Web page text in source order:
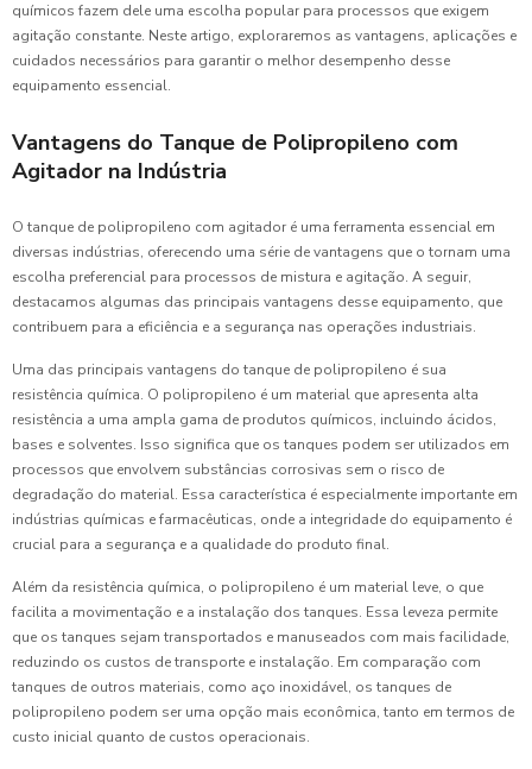
químicos fazem dele uma escolha popular para processos que exigem
agitação constante. Neste artigo, exploraremos as vantagens, aplicações e
cuidados necessários para garantir o melhor desempenho desse
equipamento essencial.
Vantagens do Tanque de Polipropileno com
Agitador na Indústria
O tanque de polipropileno com agitador é uma ferramenta essencial em
diversas indústrias, oferecendo uma série de vantagens que o tornam uma
escolha preferencial para processos de mistura e agitação. A seguir,
destacamos algumas das principais vantagens desse equipamento, que
contribuem para a eficiência e a segurança nas operações industriais.
Uma das principais vantagens do tanque de polipropileno é sua
resistência química. O polipropileno é um material que apresenta alta
resistência a uma ampla gama de produtos químicos, incluindo ácidos,
bases e solventes. Isso significa que os tanques podem ser utilizados em
processos que envolvem substâncias corrosivas sem o risco de
degradação do material. Essa característica é especialmente importante em
indústrias químicas e farmacêuticas, onde a integridade do equipamento é
crucial para a segurança e a qualidade do produto final.
Além da resistência química, o polipropileno é um material leve, o que
facilita a movimentação e a instalação dos tanques. Essa leveza permite
que os tanques sejam transportados e manuseados com mais facilidade,
reduzindo os custos de transporte e instalação. Em comparação com
tanques de outros materiais, como aço inoxidável, os tanques de
polipropileno podem ser uma opção mais econômica, tanto em termos de
custo inicial quanto de custos operacionais.